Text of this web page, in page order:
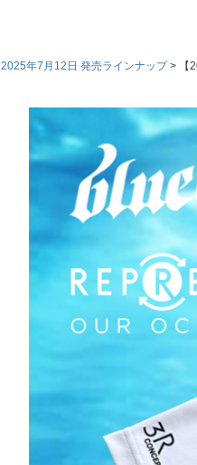
2025年7月12日 発売ラインナップ